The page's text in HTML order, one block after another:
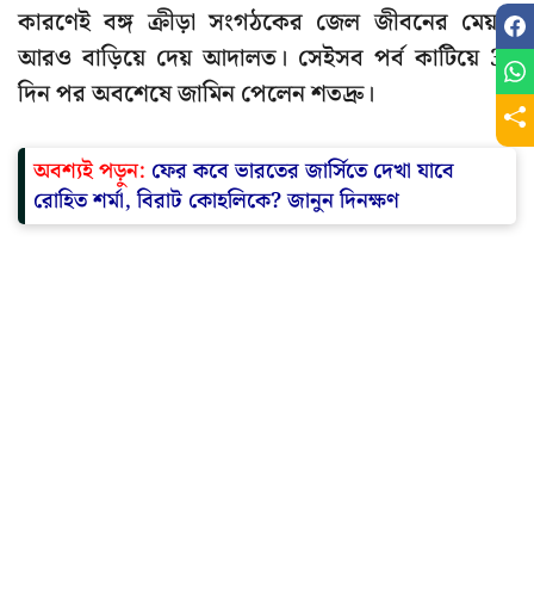
কারণেই বঙ্গ ক্রীড়া সংগঠকের জেল জীবনের মেয়াদ
আরও বাড়িয়ে দেয় আদালত। সেইসব পর্ব কাটিয়ে 37
দিন পর অবশেষে জামিন পেলেন শতদ্রু।
অবশ্যই পড়ুন: ফের কবে ভারতের জার্সিতে দেখা যাবে
রোহিত শর্মা, বিরাট কোহলিকে? জানুন দিনক্ষণ